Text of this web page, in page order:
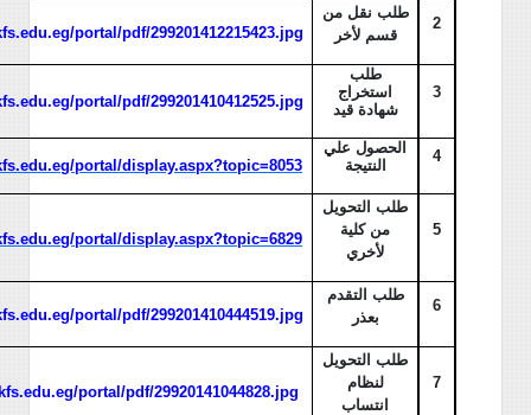
2
طلب نقل من
قسم لأخر
portal/pdf/299201412215423.jpg
3
طلب
استخراج
شهادة قيد
portal/pdf/299201410412525.jpg
4
الحصول علي
النتيجة
portal/display.aspx?topic=8053
5
طلب التحويل
من كلية
لأخري
portal/display.aspx?topic=6829
6
طلب التقدم
بعذر
portal/pdf/299201410444519.jpg
7
طلب التحويل
لنظام
انتساب
portal/pdf/29920141044828.jpg